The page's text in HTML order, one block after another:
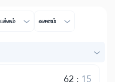
பக்கம் வசனம்